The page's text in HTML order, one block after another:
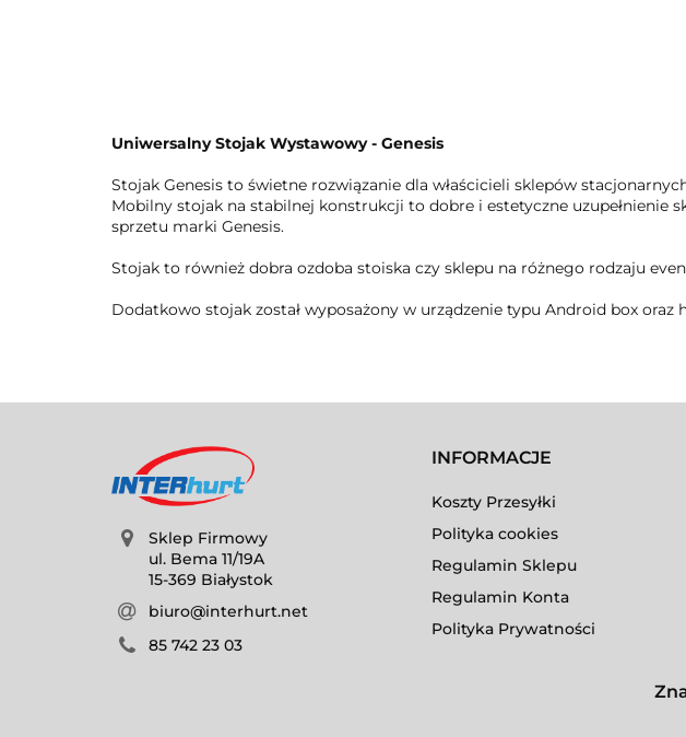
Uniwersalny Stojak Wystawowy - Genesis
Stojak Genesis to świetne rozwiązanie dla właścicieli sklepów
Mobilny stojak na stabilnej konstrukcji to dobre i estetyczne
sprzetu marki Genesis.
Stojak to również dobra ozdoba stoiska czy sklepu na różnego rodzaju
Dodatkowo stojak został wyposażony w urządzenie typu Android box
Sklep Firmowy
ul. Bema 11/19A
15-369 Białystok
biuro@interhurt.net
85 742 23 03
INFORMACJE
Koszty Przesyłki
Polityka cookies
Regulamin Sklepu
Regulamin Konta
Polityka Prywatności